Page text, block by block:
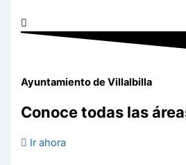
Ayuntamiento de Villalbilla
Conoce todas las
Ir ahora